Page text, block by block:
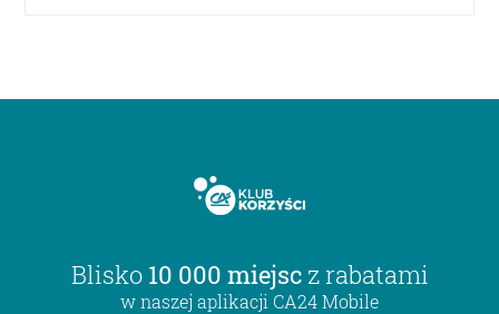
Blisko 10 000 miejsc z rabatami
w naszej aplikacji CA24 Mobile